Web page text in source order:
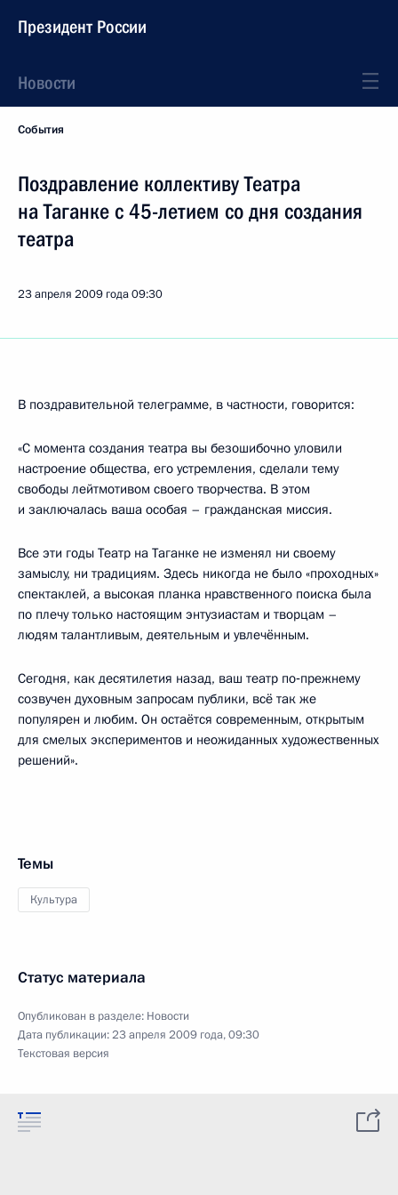
Президент России
Новости
События
Поздравление коллективу Театра
на Таганке с 45-летием со дня создания
театра
23 апреля 2009 года09:30
В поздравительной телеграмме, в частности, говорится:
«С момента создания театра вы безошибочно уловили
настроение общества, его устремления, сделали тему
свободы лейтмотивом своего творчества. В этом
и заключалась ваша особая – гражданская миссия.
Все эти годы Театр на Таганке не изменял ни своему
замыслу, ни традициям. Здесь никогда не было «проходных»
спектаклей, а высокая планка нравственного поиска была
по плечу только настоящим энтузиастам и творцам –
людям талантливым, деятельным и увлечённым.
Сегодня, как десятилетия назад, ваш театр по‑прежнему
созвучен духовным запросам публики, всё так же
популярен и любим. Он остаётся современным, открытым
для смелых экспериментов и неожиданных художественных
решений».
Темы
Культура
Статус материала
Опубликован в разделе: Новости
Дата публикации:23 апреля 2009 года, 09:30
Текстовая версия